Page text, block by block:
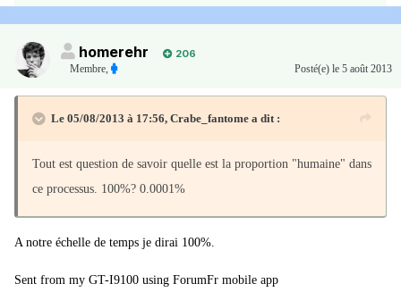
homerehr
206
Membre, Posté(e) le 5 août 2013
Le 05/08/2013 à 17:56, Crabe_fantome a dit :
Tout est question de savoir quelle est la proportion "humaine" dans
ce processus. 100%? 0.0001%
A notre échelle de temps je dirai 100%.
Sent from my GT-I9100 using ForumFr mobile app